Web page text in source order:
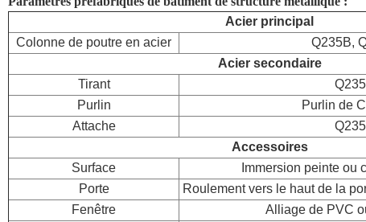
Acier principal
Colonne de poutre en acier
Q235B,
Acier secondaire
Tirant
Purlin
Purlin de
Attache
Accessoires
Surface
Immersion peinte ou
Porte
Roulement vers le haut de la
Fenêtre
Alliage de PVC